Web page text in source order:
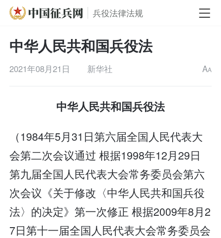
兵役法律法规
中华人民共和国兵役法
2021年08月21日 新华社 AA
中华人民共和国兵役法
（1984年5月31日第六届全国人民代表大
会第二次会议通过 根据1998年12月29日
第九届全国人民代表大会常务委员会第六
次会议《关于修改〈中华人民共和国兵役
法〉的决定》第一次修正 根据2009年8月2
7日第十一届全国人民代表大会常务委员会